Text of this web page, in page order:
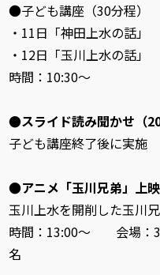
●子ども講座（30分程）
・11日「神田上水の話」
・12日「玉川上水の話」
時間：10:30～
●スライド読み聞かせ（20
子ども講座終了後に実施
●アニメ「玉川兄弟」上映
玉川上水を開削した玉川兄
時間：13:00～ 会場：
名